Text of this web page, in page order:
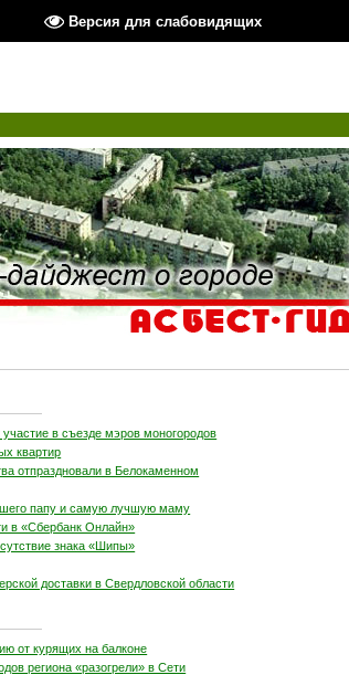
Версия для слабовидящих
в съезде мэров моногородов
квартир
отпраздновали в Белокаменном
папу и самую лучшую маму
в «Сбербанк Онлайн»
знака «Шипы»
доставки в Свердловской области
от курящих на балконе
региона «разогрели» в Сети